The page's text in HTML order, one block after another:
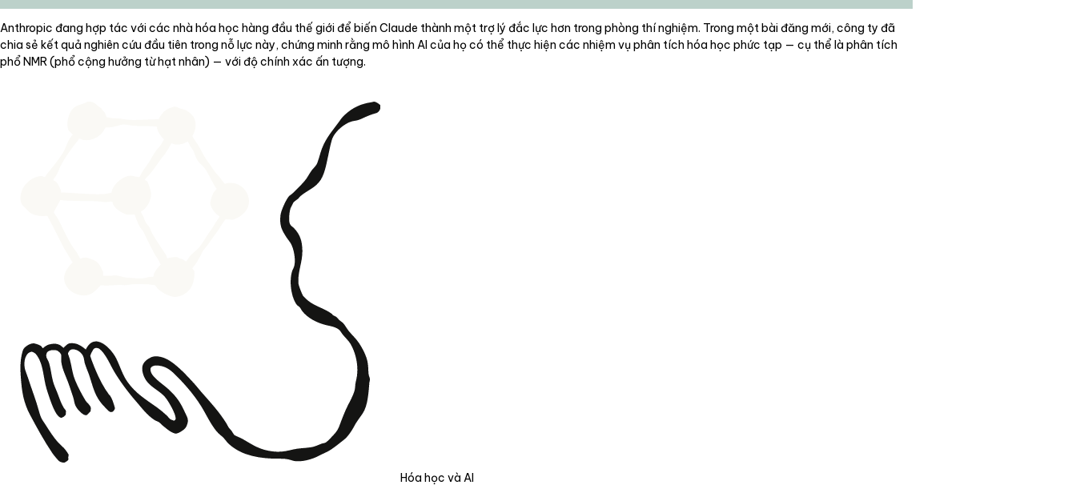
Anthropic đang hợp tác với các nhà hóa học hàng đầu thế giới để biến Claude thành một trợ lý đắc lực hơn trong phòng thí nghiệm. Trong một bài đăng mới, công ty đã
chia sẻ kết quả nghiên cứu đầu tiên trong nỗ lực này, chứng minh rằng mô hình AI của họ có thể thực hiện các nhiệm vụ phân tích hóa học phức tạp — cụ thể là phân tích
phổ NMR (phổ cộng hưởng từ hạt nhân) — với độ chính xác ấn tượng.
Hóa học và AI